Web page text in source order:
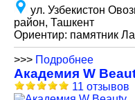
ул. Узбекистон
район, Ташкент
Ориентир: памятник
>>> Подробнее
Академия W
11 отзывов